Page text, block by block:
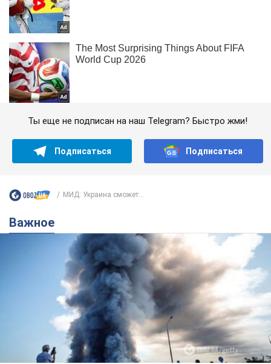
Ты еще не подписан на наш Telegram? Быстро жми!
Подписаться Подписаться
МИД: Украина сможет...
Важное